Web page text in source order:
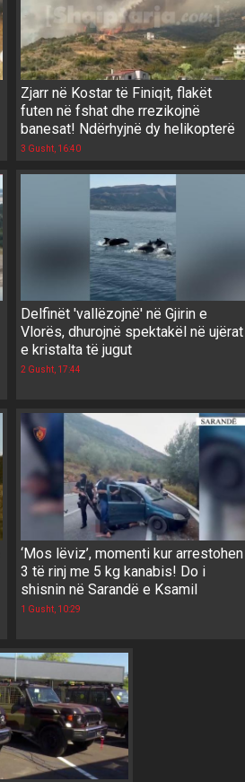
Zjarr në Kostar të Finiqit, flakët
futen në fshat dhe rrezikojnë
banesat! Ndërhyjnë dy helikopterë
3 Gusht, 16:40
Delfinët 'vallëzojnë' në Gjirin e
Vlorës, dhurojnë spektakël në ujërat
e kristalta të jugut
2 Gusht, 17:44
‘Mos lëviz’, momenti kur arrestohen
3 të rinj me 5 kg kanabis! Do i
shisnin në Sarandë e Ksamil
1 Gusht, 10:29